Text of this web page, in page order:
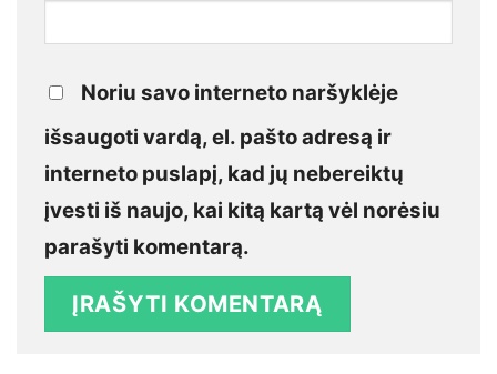
Noriu savo interneto naršyklėje
išsaugoti vardą, el. pašto adresą ir
interneto puslapį, kad jų nebereiktų
įvesti iš naujo, kai kitą kartą vėl norėsiu
parašyti komentarą.